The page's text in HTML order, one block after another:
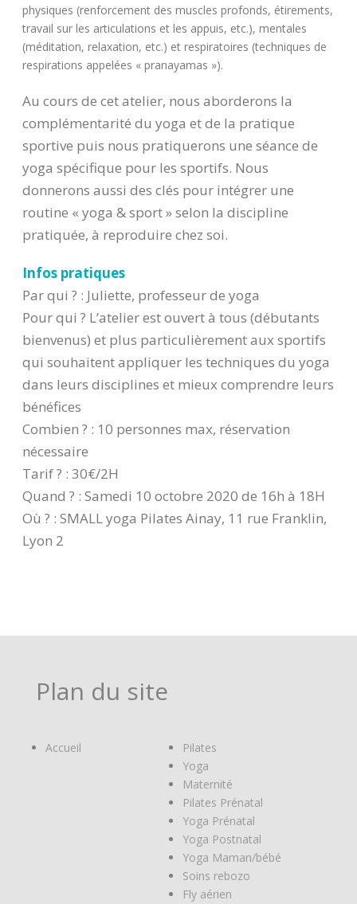
physiques (renforcement des muscles profonds, étirements,
travail sur les articulations et les appuis, etc.), mentales
(méditation, relaxation, etc.) et respiratoires (techniques de
respirations appelées « pranayamas »).
Au cours de cet atelier, nous aborderons la
complémentarité du yoga et de la pratique
sportive puis nous pratiquerons une séance de
yoga spécifique pour les sportifs. Nous
donnerons aussi des clés pour intégrer une
routine « yoga & sport » selon la discipline
pratiquée, à reproduire chez soi.
Infos pratiques
Par qui ? : Juliette, professeur de yoga
Pour qui ? L’atelier est ouvert à tous (débutants
bienvenus) et plus particulièrement aux sportifs
qui souhaitent appliquer les techniques du yoga
dans leurs disciplines et mieux comprendre leurs
bénéfices
Combien ? : 10 personnes max, réservation
nécessaire
Tarif ? : 30€/2H
Quand ? : Samedi 10 octobre 2020 de 16h à 18H
Où ? : SMALL yoga Pilates Ainay, 11 rue Franklin,
Lyon 2
Plan du site
Accueil
Pilates
Yoga
Maternité
Pilates Prénatal
Yoga Prénatal
Yoga Postnatal
Yoga Maman/bébé
Soins rebozo
Fly aérien